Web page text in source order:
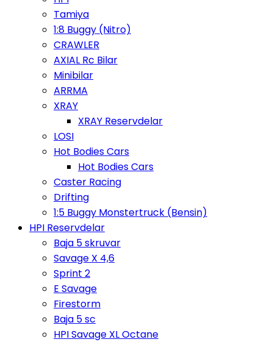
Tamiya
1:8 Buggy (Nitro)
CRAWLER
AXIAL Rc Bilar
Minibilar
ARRMA
XRAY
XRAY Reservdelar
LOSI
Hot Bodies Cars
Hot Bodies Cars
Caster Racing
Drifting
1:5 Buggy Monstertruck (Bensin)
HPI Reservdelar
Baja 5 skruvar
Savage X 4,6
Sprint 2
E Savage
Firestorm
Baja 5 sc
HPI Savage XL Octane